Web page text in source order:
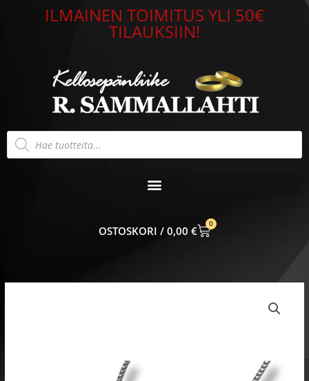
ILMAINEN TOIMITUS YLI 50€
TILAUKSIIN!
Products
search
0,00 €
0
CART